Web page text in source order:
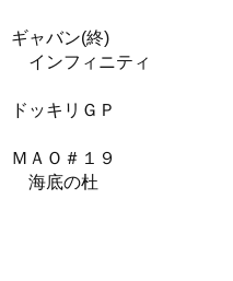
ギャバン(終)
インフィニティ
ドッキリＧＰ
ＭＡＯ＃１９
海底の杜